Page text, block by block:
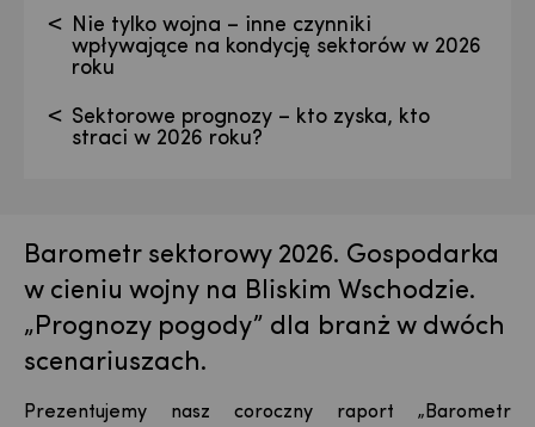
Barometr sektorowy 2026. Gospodarka
w cieniu wojny na Bliskim​ Wschodzie.
„Prognozy pogody” dla branż​ w dwóch
scenariuszach.​
Prezentujemy nasz coroczny raport „Barometr
Nie tylko wojna – inne czynniki
wpływające na kondycję sektorów w 2026
roku
Sektorowe prognozy – kto zyska, kto
straci w 2026 roku?